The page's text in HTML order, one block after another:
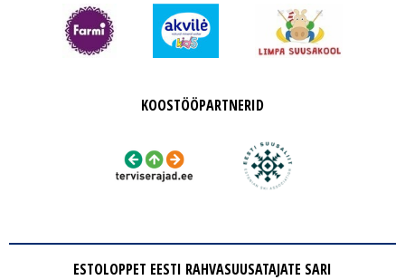
KOOSTÖÖPARTNERID
ESTOLOPPET EESTI RAHVASUUSATAJATE SARI